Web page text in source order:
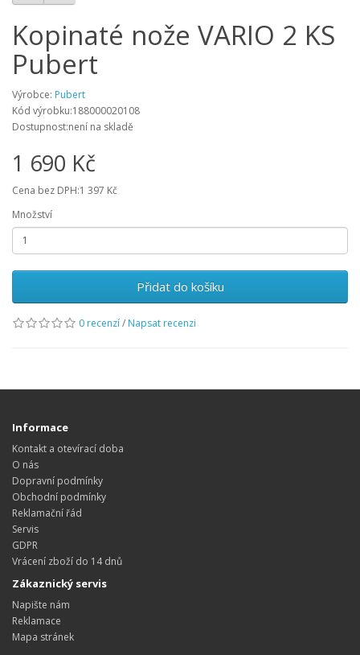
Kopinaté nože VARIO 2 KS
Pubert
Výrobce: Pubert
Kód výrobku:188000020108
Dostupnost:není na skladě
1 690 Kč
Cena bez DPH:1 397 Kč
Množství
Přidat do košíku
0 recenzí/ Napsat recenzi
Informace
Kontakt a otevírací doba
O nás
Dopravní podmínky
Obchodní podmínky
Reklamační řád
Servis
GDPR
Vrácení zboží do 14 dnů
Zákaznický servis
Napište nám
Reklamace
Mapa stránek